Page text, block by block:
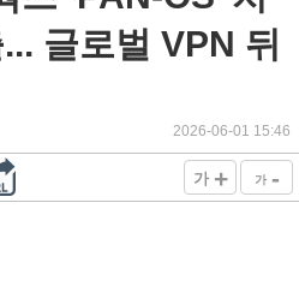
글로벌 VPN 뒤
2026-06-01 15:46
가 + 가 -